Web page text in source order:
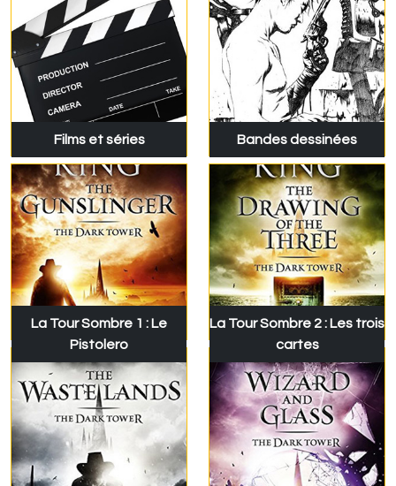
Films et séries Bandes dessinées
La Tour Sombre 1 : Le
Pistolero
La Tour Sombre 2 : Les trois
cartes